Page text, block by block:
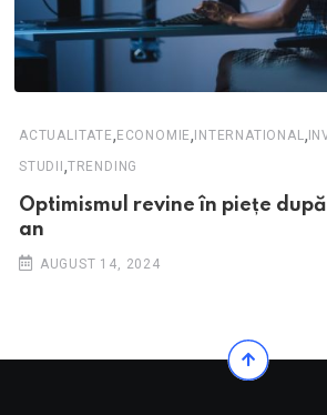
ACTUALITATE, ECONOMIE, INTERNATIONAL,
STUDII ,TRENDING
Optimismul revine în piețe
an
AUGUST 14, 2024